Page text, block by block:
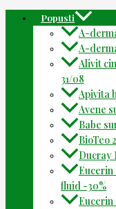
Popusti
A-
A-
Alivit
31/08
Apivita
Avene
Babe
BioTeo
Ducray
fluid -30%
Eucerin